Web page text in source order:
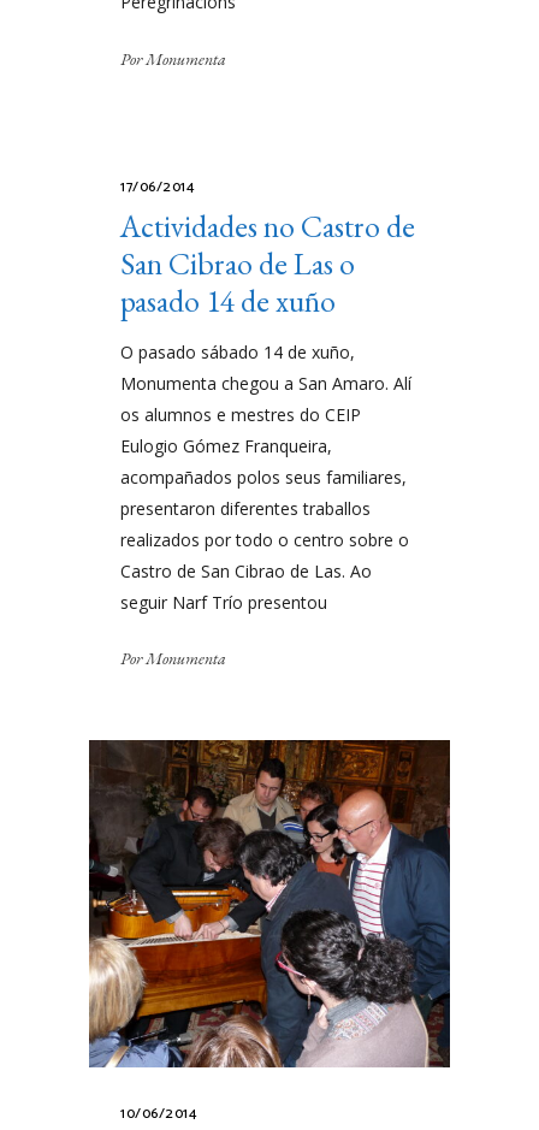
PorMonumenta
17/06/2014
Actividades no Castro de
San Cibrao de Las o
pasado 14 de xuño
O pasado sábado 14 de xuño,
Monumenta chegou a San Amaro. Alí
os alumnos e mestres do CEIP
Eulogio Gómez Franqueira,
acompañados polos seus familiares,
presentaron diferentes traballos
realizados por todo o centro sobre o
Castro de San Cibrao de Las. Ao
seguir Narf Trío presentou
PorMonumenta
10/06/2014